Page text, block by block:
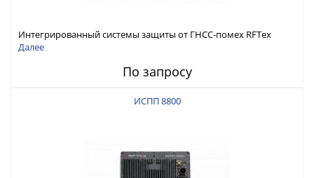
Интегрированный системы защиты от ГНСС-помех RFТех
ИСПП 8900
Далее
По запросу
ИСПП 8800